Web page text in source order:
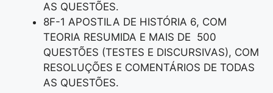
AS QUESTÕES.
8F-1 APOSTILA DE HISTÓRIA 6, COM
TEORIA RESUMIDA E MAIS DE 500
QUESTÕES (TESTES E DISCURSIVAS), COM
RESOLUÇÕES E COMENTÁRIOS DE TODAS
AS QUESTÕES.